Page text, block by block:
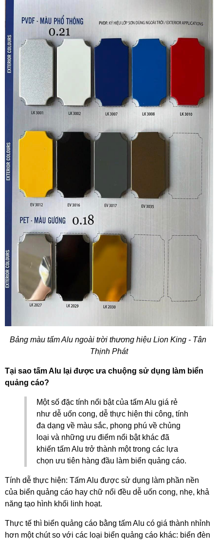
Bảng màu tấm Alu ngoài trời thương hiệu Lion King - Tân
Thịnh Phát
Tại sao tấm Alu lại được ưa chuộng sử dụng làm biển
quảng cáo?
Một số đặc tính nổi bật của tấm Alu giá rẻ
như dễ uốn cong, dễ thực hiện thi công, tính
đa dạng về màu sắc, phong phú về chủng
loại và những ưu điểm nổi bật khác đã
khiến tấm Alu trở thành một trong các lựa
chọn ưu tiên hàng đầu làm biển quảng cáo.
Tính dễ thực hiện: Tấm Alu được sử dụng làm phần nền
của biển quảng cáo hay chữ nổi đều dễ uốn cong, nhẹ, khả
năng tạo hình khối linh hoạt.
Thực tế thì biển quảng cáo bằng tấm Alu có giá thành nhỉnh
hơn một chút so với các loại biển quảng cáo khác: biển đèn